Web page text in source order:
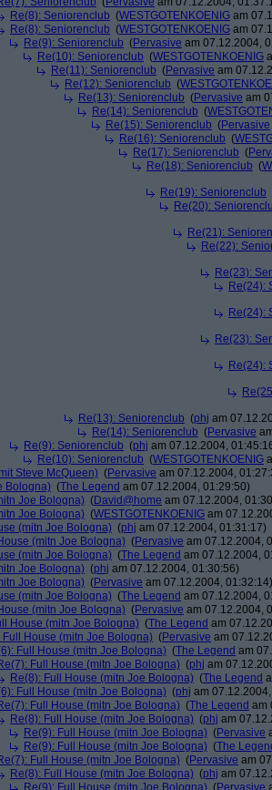
Re(8): Seniorenclub (WESTGOTENKOENIG am
Re(8): Seniorenclub (WESTGOTENKOENIG am
Re(9): Seniorenclub (Pervasive am 07.12.2004,
Re(10): Seniorenclub (WESTGOTENKOENIG
Re(11): Seniorenclub (Pervasive am
Re(12): Seniorenclub (
Re(13): Seniorenclub (Pervasive am
Re(14): Seniorenclub (
Re(15): Seniorenclub (Pervasive
Re(16): Seniorenclub (
Re(17): Seniorenclub (
Re(18): Seniorenclub (
Re(19): Seniorenclub
Re(20):
Re(21):
Re(22):
Re(23):
Re(24):
Re(24):
Re(23):
Re(24):
Re(13): Seniorenclub (phj am
Re(14): Seniorenclub (Pervasive
Re(9): Seniorenclub (phj am 07.12.2004,
Re(10): Seniorenclub (WESTGOTENKOENIG
Steve McQueen) (Pervasive am 07.12.2004,
Bologna) (The Legend am 07.12.2004, 01:29:50)
Joe Bologna) (David@home am 07.12.2004,
Joe Bologna) (WESTGOTENKOENIG am
(mitn Joe Bologna) (phj am 07.12.2004, 01:31:17)
(mitn Joe Bologna) (Pervasive am 07.12.2004,
(mitn Joe Bologna) (The Legend am 07.12.2004,
Joe Bologna) (phj am 07.12.2004, 01:30:56)
Joe Bologna) (Pervasive am 07.12.2004, 01:32:14)
(mitn Joe Bologna) (The Legend am 07.12.2004,
(mitn Joe Bologna) (Pervasive am 07.12.2004,
House (mitn Joe Bologna) (The Legend am
Full House (mitn Joe Bologna) (Pervasive am
Full House (mitn Joe Bologna) (The Legend am
Full House (mitn Joe Bologna) (phj am
Re(8): Full House (mitn Joe Bologna) (The Legend
Full House (mitn Joe Bologna) (phj am
Full House (mitn Joe Bologna) (The Legend am
Re(8): Full House (mitn Joe Bologna) (phj am
Re(9): Full House (mitn Joe Bologna) (Pervasive
Re(9): Full House (mitn Joe Bologna) (The
Full House (mitn Joe Bologna) (Pervasive am
Re(8): Full House (mitn Joe Bologna) (phj am
Re(9): Full House (mitn Joe Bologna) (Pervasive